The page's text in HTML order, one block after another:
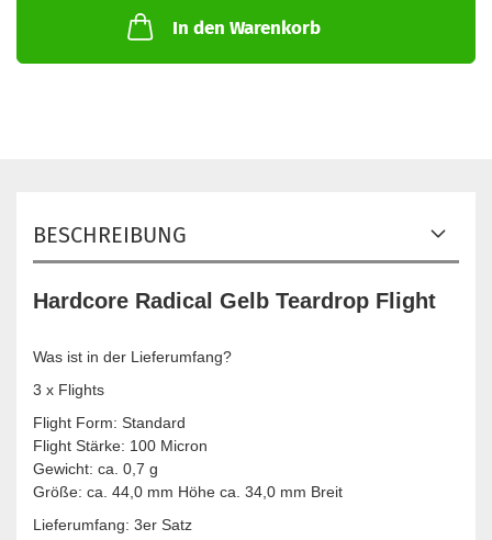
In den Warenkorb
BESCHREIBUNG
Hardcore Radical Gelb Teardrop Flight
Was ist in der Lieferumfang?
3 x Flights
Flight Form: Standard
Flight Stärke: 100 Micron
Gewicht: ca. 0,7 g
Größe: ca. 44,0 mm Höhe ca. 34,0 mm Breit
Lieferumfang: 3er Satz